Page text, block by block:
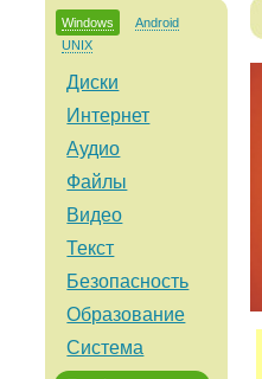
Windows
Android
UNIX
Диски
Интернет
Аудио
Файлы
Видео
Текст
Безопасность
Образование
Система